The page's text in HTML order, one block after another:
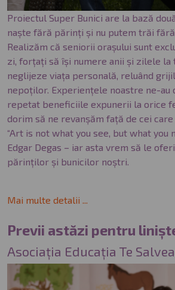
Proiectul Super Bunici are la bază
naște fără părinți și nu putem trăi
Realizăm că seniorii orașului sunt
zi, forțați să își numere anii și zilele la
neglijeze viața personală, reluând
nepoților. Experiențele noastre ne-au
repetat beneficiile expunerii la orice
dorim să ne revanșăm față de cei care
“Art is not what you see, but what you
Edgar Degas – iar asta vrem să le
părinților și bunicilor noștri.
Mai multe detalii ...
Previi astăzi pentru
Asociația Educația Te